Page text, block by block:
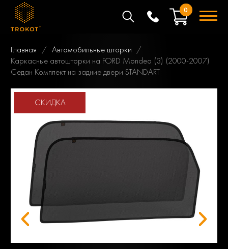
0
Главная
Автомобильные шторки
Каркасные автошторки на FORD Mondeo (3) (2000-2007)
Седан Комплект на задние двери STANDART
СКИДКА